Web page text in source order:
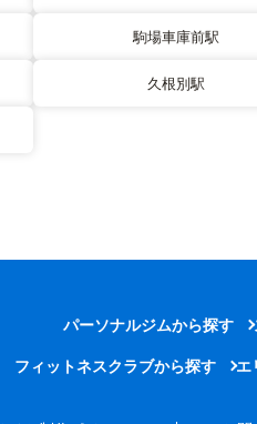
駒場車庫前駅
久根別駅
パーソナルジムから探す
フィットネスクラブから探す エ